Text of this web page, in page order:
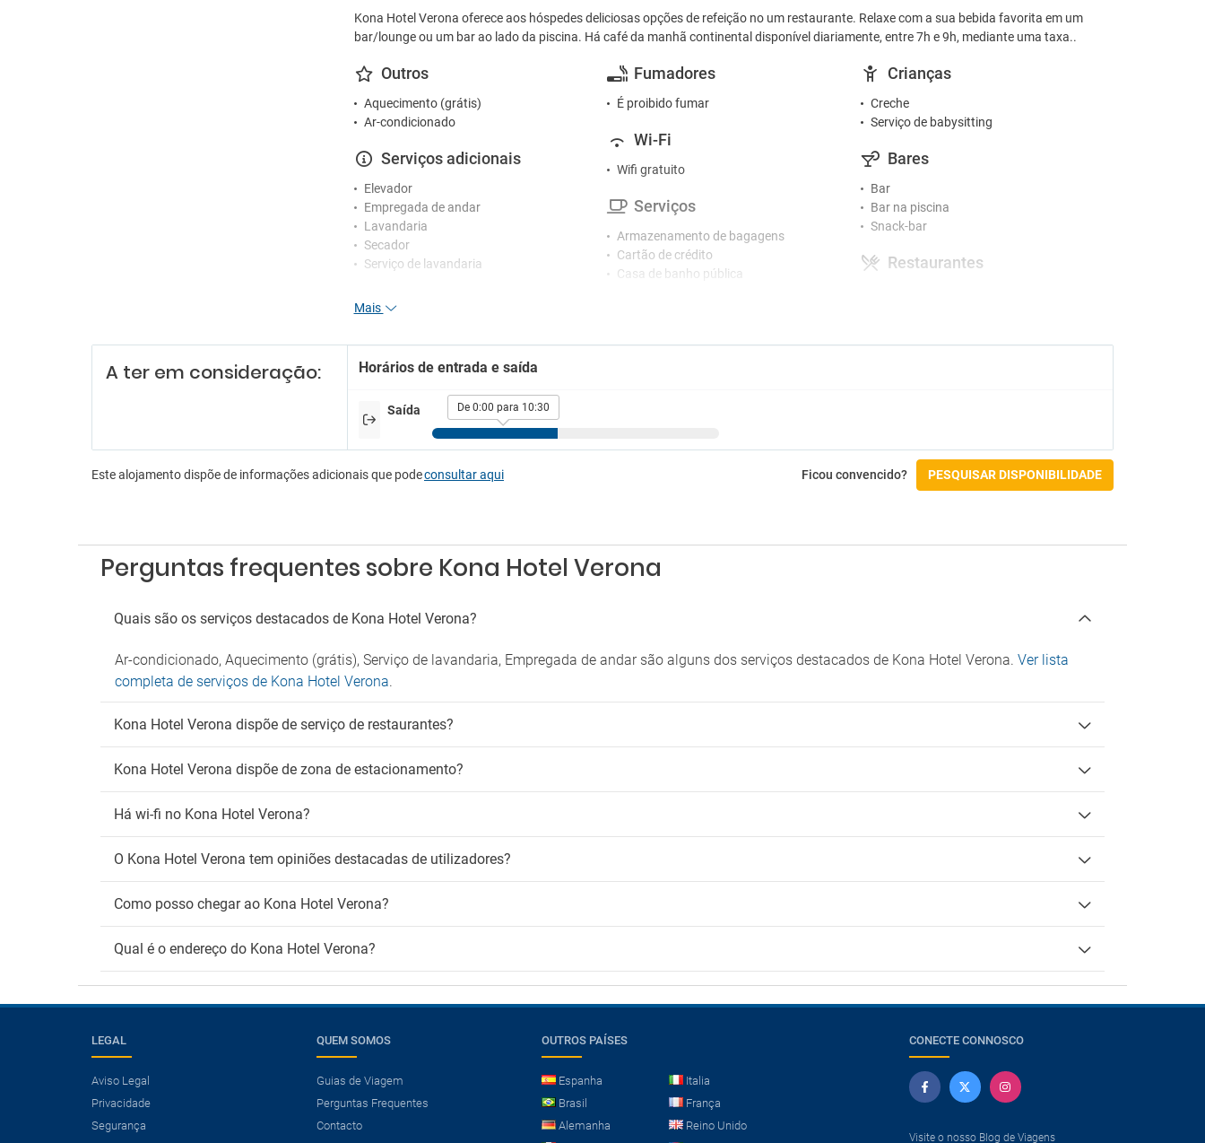
Kona Hotel Verona oferece aos hóspedes deliciosas opções de refeição no um restaurante. Relaxe com a sua bebida favorita em um
bar/lounge ou um bar ao lado da piscina. Há café da manhã continental disponível diariamente, entre 7h e 9h, mediante uma taxa..
Outros
Aquecimento (grátis)
Ar-condicionado
Serviços adicionais
Elevador
Empregada de andar
Lavandaria
Secador
Serviço de lavandaria
Receção 24 horas
Serviço de concierge
Entretenimento
Discoteca
Sala de informática
Estacionamento exterior
Parque de estacionamento próximo
Fumadores
É proibido fumar
Wi-Fi
Wifi gratuito
Serviços
Armazenamento de bagagens
Cartão de crédito
Casa de banho pública
Esplanada
Área de piquenique
Crianças
Creche
Serviço de babysitting
Bares
Bar
Bar na piscina
Snack-bar
Restaurantes
deficiência
Mais
A ter em consideração: Horários de entrada e saída
Saída De 0:00 para 10:30
Este alojamento dispõe de informações adicionais que podeconsultar aqui Ficou convencido? PESQUISAR DISPONIBILIDADE
Perguntas frequentes sobre Kona Hotel Verona
Quais são os serviços destacados de Kona Hotel Verona?
Ar-condicionado, Aquecimento (grátis), Serviço de lavandaria, Empregada de andar são alguns dos serviços destacados de Kona Hotel Verona. Ver lista
completa de serviços de Kona Hotel Verona.
Kona Hotel Verona dispõe de serviço de restaurantes?
Kona Hotel Verona dispõe de zona de estacionamento?
Há wi-fi no Kona Hotel Verona?
O Kona Hotel Verona tem opiniões destacadas de utilizadores?
Como posso chegar ao Kona Hotel Verona?
Qual é o endereço do Kona Hotel Verona?
Precisa de um voo?
LEGAL
Aviso Legal
Privacidade
Segurança
QUEM SOMOS
Guias de Viagem
Perguntas Frequentes
Contacto
OUTROS PAÍSES
Espanha
Italia
Brasil
França
Alemanha
Reino Unido
CONECTE CONNOSCO
Visite o nosso Blog de Viagens